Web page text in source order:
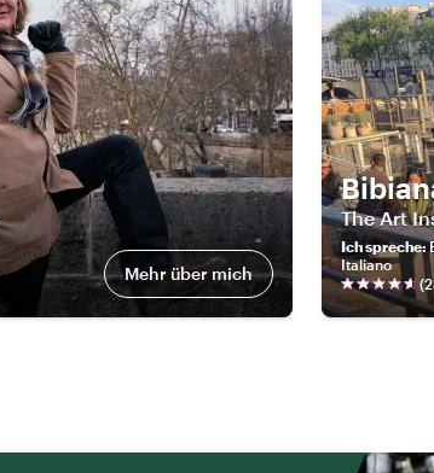
Mehr über mich
The Art
Ich spreche:
Italiano
(